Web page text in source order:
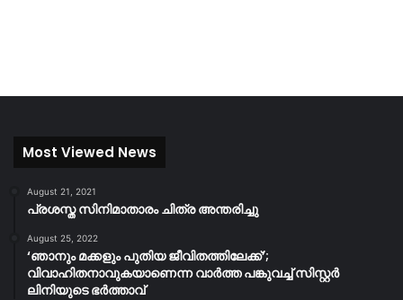
Most Viewed News
August 21, 2021
പ്രശസ്ത സിനിമാതാരം ചിത്ര അന്തരിച്ചു
August 25, 2022
‘ഞാനും മക്കളും പുതിയ ജീവിതത്തിലേക്ക്’;
വിവാഹിതനാവുകയാണെന്ന വാർത്ത പങ്കുവച്ച് സിസ്റ്റർ
ലിനിയുടെ ഭർത്താവ്